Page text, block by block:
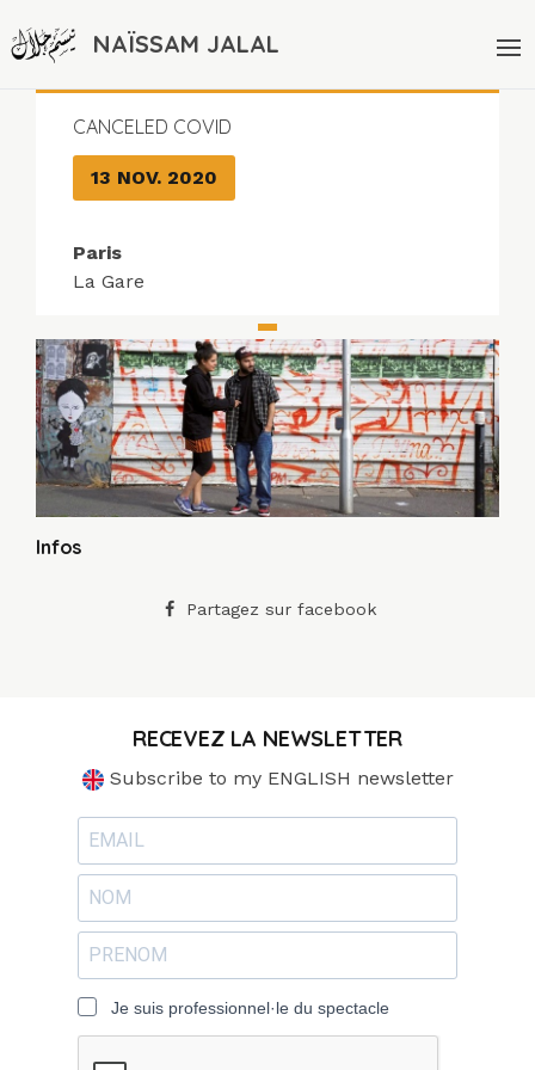
NAÏSSAM JALAL
CANCELED COVID
13 NOV. 2020
Paris
La Gare
Infos
Partagez sur facebook
RECEVEZ LA NEWSLETTER
Subscribe to my ENGLISH newsletter
Je suis professionnel·le du spectacle